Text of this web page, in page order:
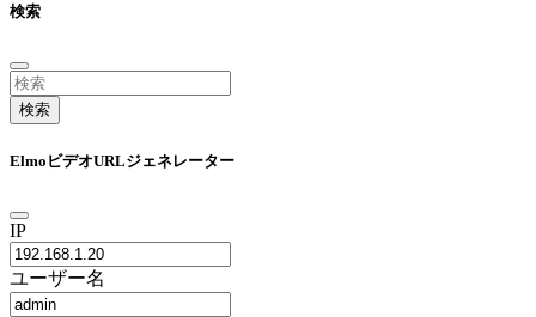
検索
検索
ElmoビデオURLジェネレーター
IP
ユーザー名